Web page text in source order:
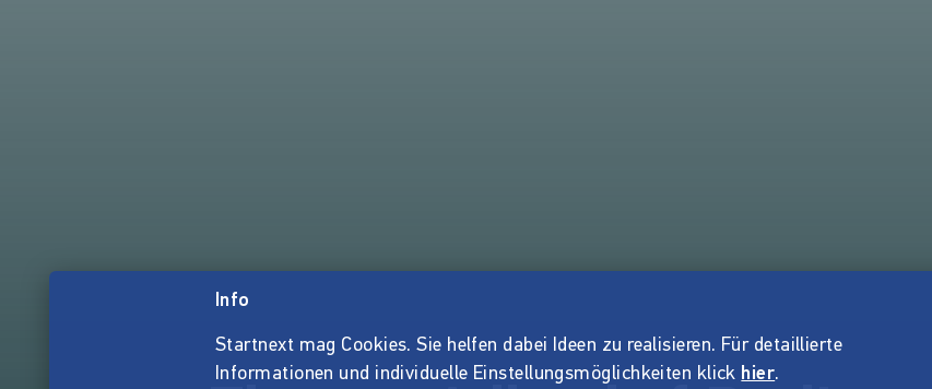
Info
Startnext mag Cookies. Sie helfen dabei Ideen zu realisieren. Für detaillierte
Informationen und individuelle Einstellungsmöglichkeiten klick hier.